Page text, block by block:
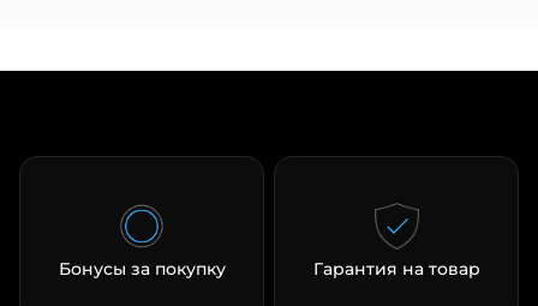
Бонусы за покупку Гарантия на товар